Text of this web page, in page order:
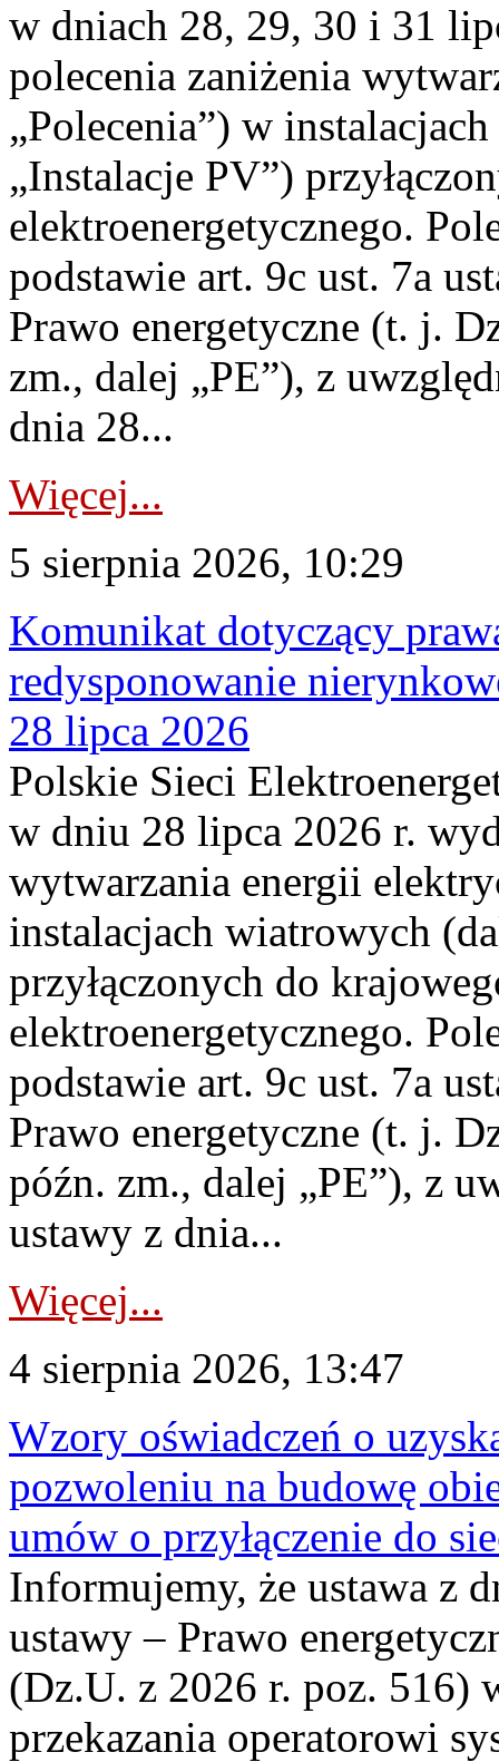
w dniach 28, 29, 30 i 31
polecenia zaniżenia
„Polecenia”) w
„Instalacje PV”)
elektroenergetycznego.
podstawie art. 9c ust. 7a
Prawo energetyczne (t. j.
zm., dalej „PE”), z
dnia 28...
Więcej...
5 sierpnia 2026, 10:29
Komunikat dotyczący
redysponowanie
28 lipca 2026
Polskie Sieci
w dniu 28 lipca 2026 r.
wytwarzania energii
instalacjach wiatrowych
przyłączonych do
elektroenergetycznego.
podstawie art. 9c ust. 7a
Prawo energetyczne (t. j.
późn. zm., dalej „PE”), z
ustawy z dnia...
Więcej...
4 sierpnia 2026, 13:47
Wzory oświadczeń o
pozwoleniu na budowę
umów o przyłączenie do
Informujemy, że ustawa z
ustawy – Prawo
(Dz.U. z 2026 r. poz. 516)
przekazania operatorowi